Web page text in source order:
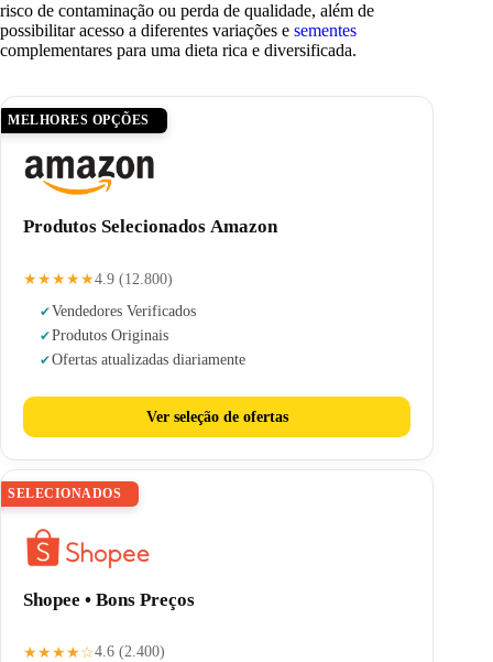
risco de contaminação ou perda de qualidade, além de
possibilitar acesso a diferentes variações e sementes
complementares para uma dieta rica e diversificada.
MELHORES OPÇÕES
Produtos Selecionados Amazon
★★★★★4.9 (12.800)
Vendedores Verificados
Produtos Originais
Ofertas atualizadas diariamente
Ver seleção de ofertas
SELECIONADOS
Shopee • Bons Preços
★★★★☆4.6 (2.400)